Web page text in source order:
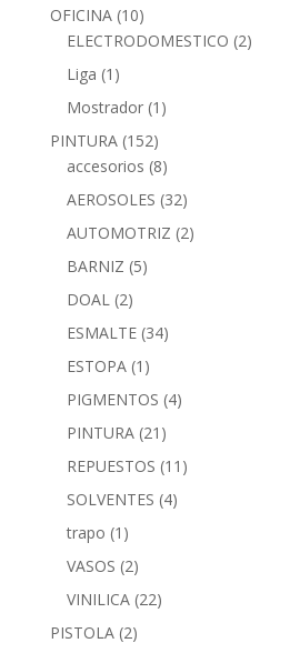
OFICINA (10)
ELECTRODOMESTICO (2)
Liga (1)
Mostrador (1)
PINTURA (152)
accesorios (8)
AEROSOLES (32)
AUTOMOTRIZ (2)
BARNIZ (5)
DOAL (2)
ESMALTE (34)
ESTOPA (1)
PIGMENTOS (4)
PINTURA (21)
REPUESTOS (11)
SOLVENTES (4)
trapo (1)
VASOS (2)
VINILICA (22)
PISTOLA (2)